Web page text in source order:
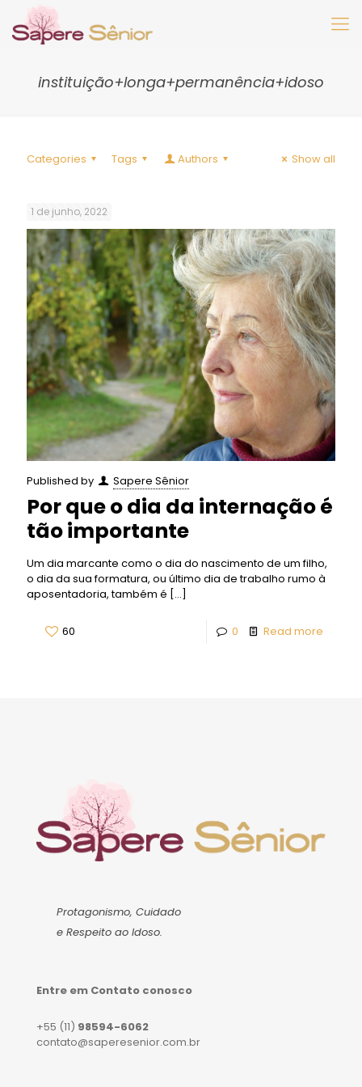
instituição+longa+permanência+idoso
Categories Tags Authors Show all
1 de junho, 2022
Published by Sapere Sênior
Por que o dia da internação é
tão importante
Um dia marcante como o dia do nascimento de um filho,
o dia da sua formatura, ou último dia de trabalho rumo à
aposentadoria, também é […]
60 0 Read more
Protagonismo, Cuidado
e Respeito ao Idoso.
Entre em Contato conosco
+55 (11) 98594-6062
contato@saperesenior.com.br